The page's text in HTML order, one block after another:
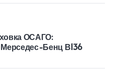
ОСАГО:
Бенц В136